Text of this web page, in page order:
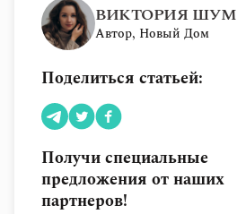
ВИКТОРИЯ ШУМ
Автор, Новый Дом
Поделиться статьей:
Получи специальные
предложения от наших
партнеров!